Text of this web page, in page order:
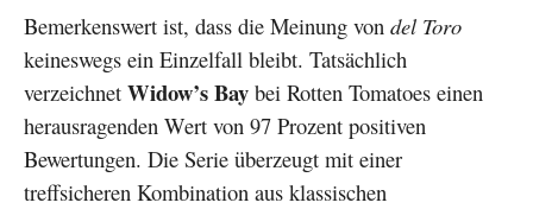
Bemerkenswert ist, dass die Meinung von del Toro
keineswegs ein Einzelfall bleibt. Tatsächlich
verzeichnet Widow’s Bay bei Rotten Tomatoes einen
herausragenden Wert von 97 Prozent positiven
Bewertungen. Die Serie überzeugt mit einer
treffsicheren Kombination aus klassischen